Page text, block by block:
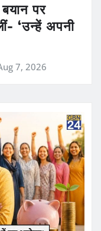
पर
‘उन्हें अपनी
7, 2026